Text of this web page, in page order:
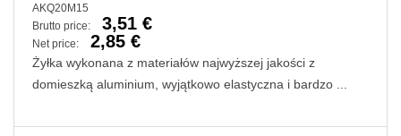
AKQ20M15
Brutto price:
3,51 €
Net price: 2,85 €
Żyłka wykonana z materiałów najwyższej jakości z
domieszką aluminium, wyjątkowo elastyczna i bardzo ...